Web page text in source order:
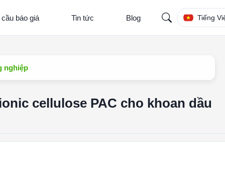
báo giá Tin tức Blog Tiếng
nghiệp
cellulose PAC cho khoan dầu